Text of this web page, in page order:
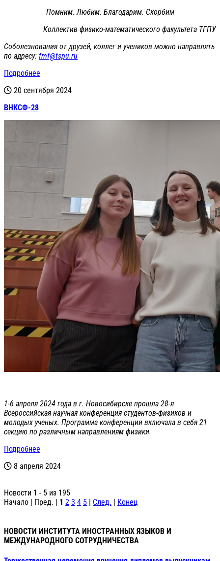
Помним. Любим. Благодарим. Скорбим
Коллектив физико-математического факультета ТГПУ
Соболезнования от друзей, коллег и учеников можно направлять
по адресу: fmf@tspu.ru
Подробнее
20 сентября 2024
ВНКСФ-28
1-6 апреля 2024 года в г. Новосибирске прошла 28-я
Всероссийская научная конференция студентов-физиков и
молодых ученых. Программа конференции включала в себя 21
секцию по различным направлениям физики.
Подробнее
8 апреля 2024
Новости 1 - 5 из 195
Начало | Пред. | 1 2 3 4 5 | След. | Конец
НОВОСТИ ИНСТИТУТА ИНОСТРАННЫХ ЯЗЫКОВ И
МЕЖДУНАРОДНОГО СОТРУДНИЧЕСТВА